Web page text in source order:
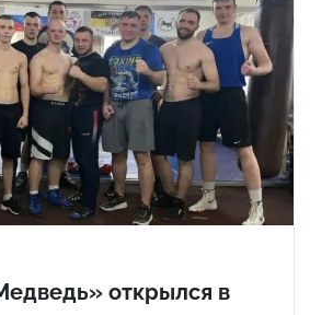
открылся в